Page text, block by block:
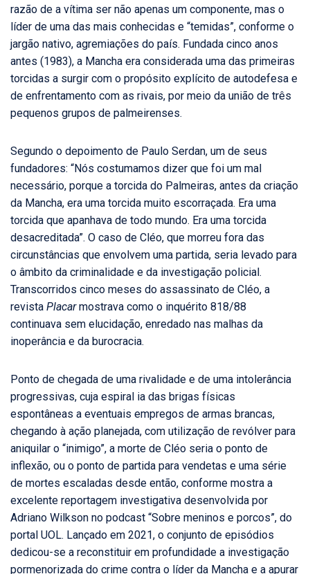
razão de a vítima ser não apenas um componente, mas o
líder de uma das mais conhecidas e “temidas”, conforme o
jargão nativo, agremiações do país. Fundada cinco anos
antes (1983), a Mancha era considerada uma das primeiras
torcidas a surgir com o propósito explícito de autodefesa e
de enfrentamento com as rivais, por meio da união de três
pequenos grupos de palmeirenses.
Segundo o depoimento de Paulo Serdan, um de seus
fundadores: “Nós costumamos dizer que foi um mal
necessário, porque a torcida do Palmeiras, antes da criação
da Mancha, era uma torcida muito escorraçada. Era uma
torcida que apanhava de todo mundo. Era uma torcida
desacreditada”. O caso de Cléo, que morreu fora das
circunstâncias que envolvem uma partida, seria levado para
o âmbito da criminalidade e da investigação policial.
Transcorridos cinco meses do assassinato de Cléo, a
revista Placarmostrava como o inquérito 818/88
continuava sem elucidação, enredado nas malhas da
inoperância e da burocracia.
Ponto de chegada de uma rivalidade e de uma intolerância
progressivas, cuja espiral ia das brigas físicas
espontâneas a eventuais empregos de armas brancas,
chegando à ação planejada, com utilização de revólver para
aniquilar o “inimigo”, a morte de Cléo seria o ponto de
inflexão, ou o ponto de partida para vendetas e uma série
de mortes escaladas desde então, conforme mostra a
excelente reportagem investigativa desenvolvida por
Adriano Wilkson no podcast “Sobre meninos e porcos”, do
portal UOL. Lançado em 2021, o conjunto de episódios
dedicou-se a reconstituir em profundidade a investigação
pormenorizada do crime contra o líder da Mancha e a apurar